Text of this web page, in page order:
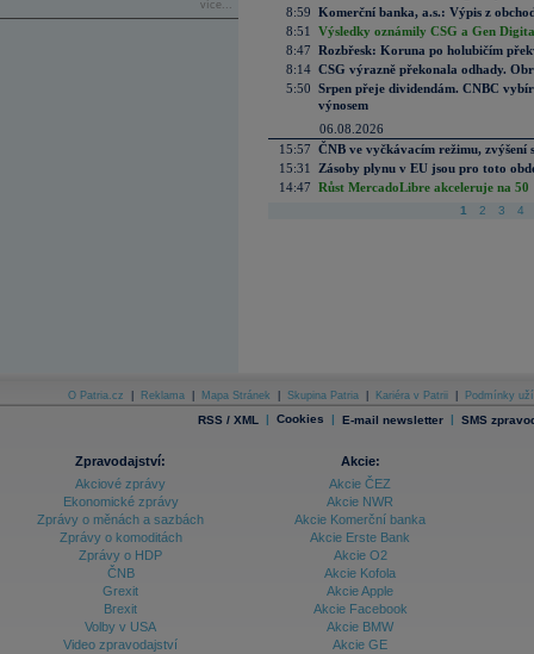
více...
8:59 Komerční banka, a.s.: Výpis z
8:51
Výsledky oznámily CSG a Gen
8:47 Rozbřesk: Koruna po holubičím
8:14 CSG výrazně překonala odhady.
5:50 Srpen přeje dividendám. CNBC
výnosem
06.08.2026
15:57 ČNB ve vyčkávacím režimu, zvýšení
15:31
Zásoby plynu v EU jsou pro toto
14:47 Růst MercadoLibre akceleruje na
1 2 3 4
O Patria.cz Reklama Mapa Stránek Skupina Patria Kariéra v Patrii Podmínky
RSS / XML | Cookies | E-mail newsletter | SMS
Zpravodajství:
Akciové zprávy
Ekonomické zprávy
Zprávy o měnách a sazbách
Zprávy o komoditách
Zprávy o HDP
ČNB
Grexit
Brexit
Volby v USA
Video zpravodajství
Akcie:
Akcie ČEZ
Akcie NWR
Akcie Komerční banka
Akcie Erste Bank
Akcie O2
Akcie Kofola
Akcie Apple
Akcie Facebook
Akcie BMW
Akcie GE